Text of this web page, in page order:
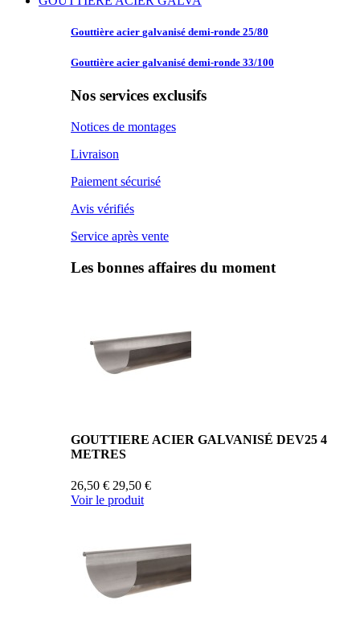
Gouttière acier galvanisé demi-ronde 25/80
Gouttière acier galvanisé demi-ronde 33/100
Nos services exclusifs
Notices de montages
Livraison
Paiement sécurisé
Avis vérifiés
Service après vente
Les bonnes affaires du moment
GOUTTIERE ACIER GALVANISÉ DEV25 4
METRES
26,50 € 29,50 €
Voir le produit